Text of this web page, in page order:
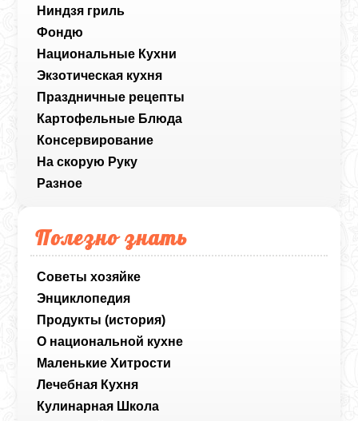
Ниндзя гриль
Фондю
Национальные Кухни
Экзотическая кухня
Праздничные рецепты
Картофельные Блюда
Консервирование
На скорую Руку
Разное
Полезно знать
Советы хозяйке
Энциклопедия
Продукты (история)
О национальной кухне
Маленькие Хитрости
Лечебная Кухня
Кулинарная Школа